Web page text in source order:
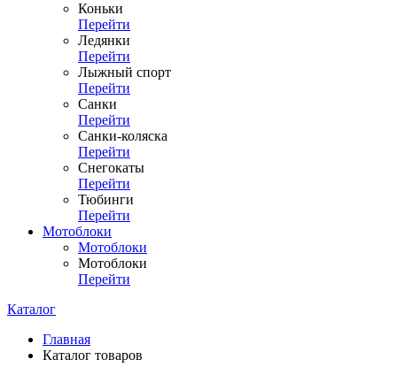
Коньки
Перейти
Ледянки
Перейти
Лыжный спорт
Перейти
Санки
Перейти
Санки-коляска
Перейти
Снегокаты
Перейти
Тюбинги
Перейти
Мотоблоки
Мотоблоки
Мотоблоки
Перейти
Каталог
Главная
Каталог товаров